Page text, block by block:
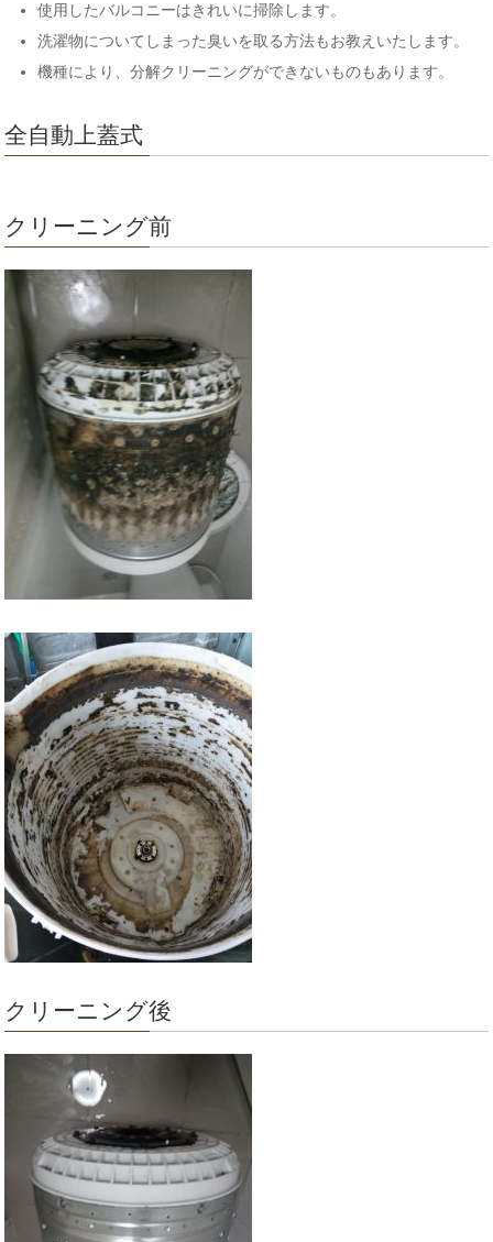
使用したバルコニーはきれいに掃除します。
洗濯物についてしまった臭いを取る方法もお教えいたします。
機種により、分解クリーニングができないものもあります。
全自動上蓋式
クリーニング前
クリーニング後